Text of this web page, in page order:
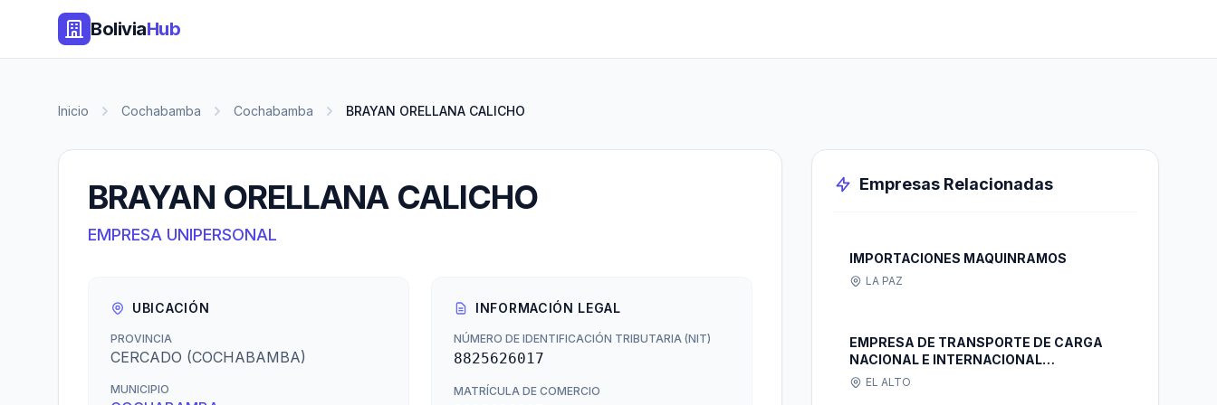
BoliviaHub
Inicio Cochabamba Cochabamba BRAYAN ORELLANA CALICHO
BRAYAN ORELLANA CALICHO
EMPRESA UNIPERSONAL
UBICACIÓN
PROVINCIA
CERCADO (COCHABAMBA)
MUNICIPIO
INFORMACIÓN LEGAL
NÚMERO DE IDENTIFICACIÓN TRIBUTARIA (NIT)
8825626017
MATRÍCULA DE COMERCIO
Empresas Relacionadas
IMPORTACIONES MAQUINRAMOS
LA PAZ
EMPRESA DE TRANSPORTE DE CARGA
NACIONAL E INTERNACIONAL
"HINOJOSA S.R.L."
EL ALTO